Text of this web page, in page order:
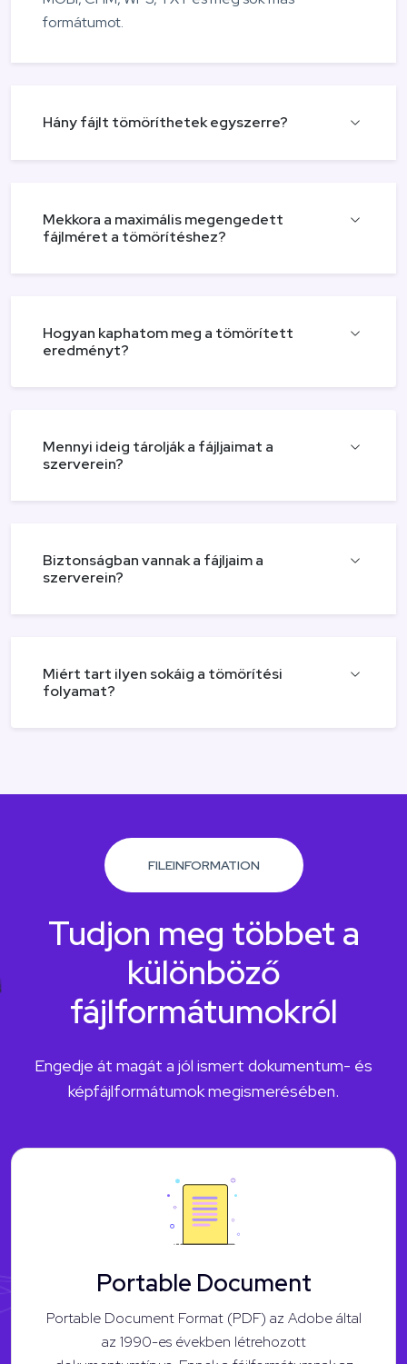
formátumot.
Hány fájlt tömöríthetek egyszerre?
Mekkora a maximális megengedett
fájlméret a tömörítéshez?
Hogyan kaphatom meg a tömörített
eredményt?
Mennyi ideig tárolják a fájljaimat a
szerverein?
Biztonságban vannak a fájljaim a
szerverein?
Miért tart ilyen sokáig a tömörítési
folyamat?
FILEINFORMATION
Tudjon meg többet a
különböző
fájlformátumokról
Engedje át magát a jól ismert dokumentum- és
képfájlformátumok megismerésében.
Portable Document
Portable Document Format (PDF) az Adobe által
az 1990-es években létrehozott